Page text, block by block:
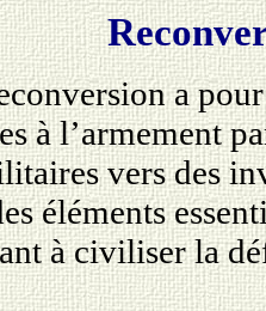
a
à l’armement
vers des
éléments
à civiliser la